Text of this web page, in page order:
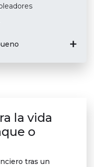
la vida
o
tras un